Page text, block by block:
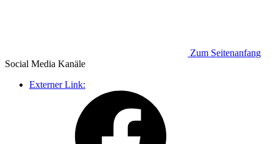
Zum Seitenanfang
Social Media Kanäle
Externer Link: